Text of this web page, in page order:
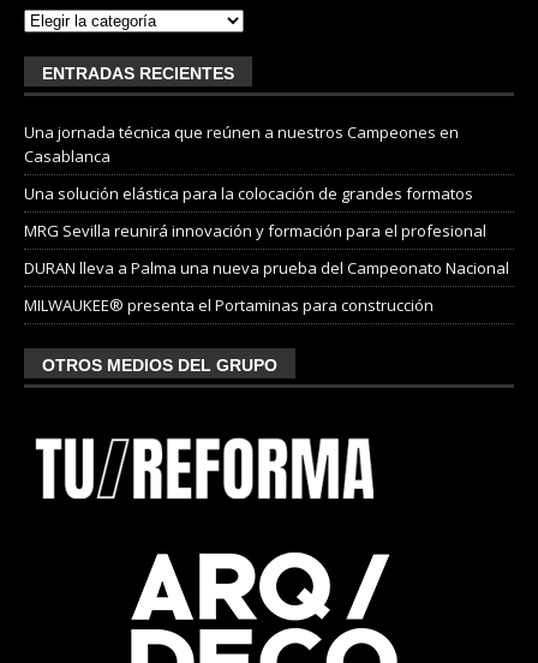
ENTRADAS RECIENTES
Una jornada técnica que reúnen a nuestros Campeones en
Casablanca
Una solución elástica para la colocación de grandes formatos
MRG Sevilla reunirá innovación y formación para el profesional
DURAN lleva a Palma una nueva prueba del Campeonato Nacional
MILWAUKEE® presenta el Portaminas para construcción
OTROS MEDIOS DEL GRUPO